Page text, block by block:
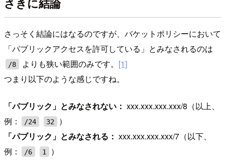
さっそく結論にはなるのですが、バケットポリシーにおいて
「パブリックアクセスを許可している」とみなされるのは
/8 よりも狭い範囲のみです。 [1]
つまり以下のような感じですね。
「パブリック」とみなされない： xxx.xxx.xxx.xxx/8（以上、
例：
/24 32
）
「パブリック」とみなされる： xxx.xxx.xxx.xxx/7（以下、
例：
/6 1 ）